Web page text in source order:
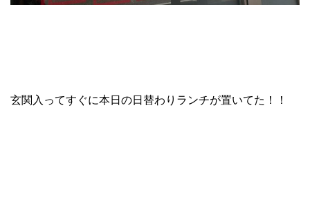
玄関入ってすぐに本日の日替わりランチが置いてた！！